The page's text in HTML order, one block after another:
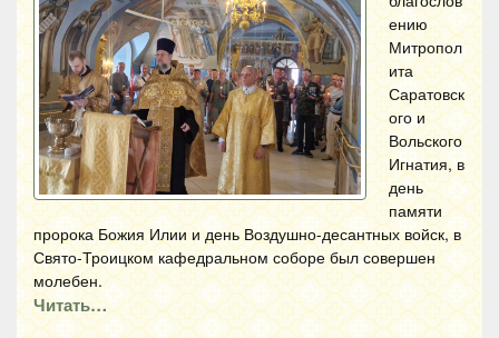
ению
Митропол
ита
Саратовск
ого и
Вольского
Игнатия, в
день
памяти
пророка Божия Илии и день Воздушно-десантных войск, в
Свято-Троицком кафедральном соборе был совершен
молебен.
Читать…